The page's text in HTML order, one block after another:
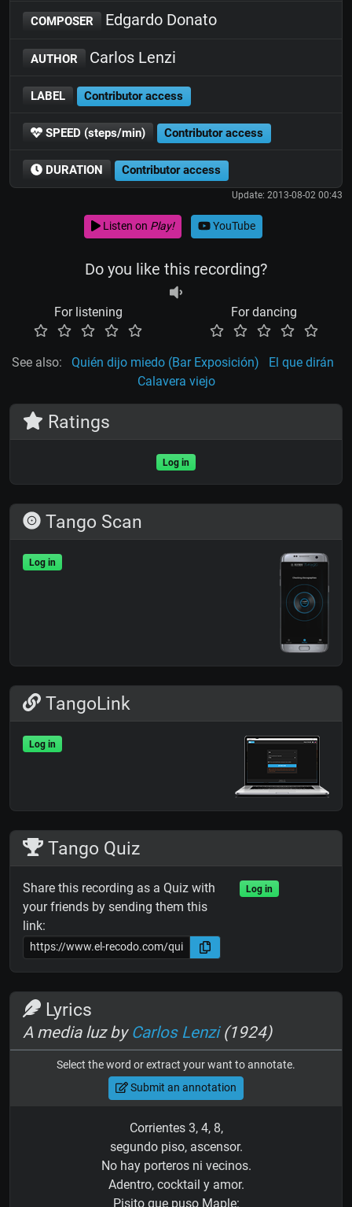
COMPOSER Edgardo Donato
AUTHOR Carlos Lenzi
LABEL Contributor access
SPEED (steps/min) Contributor access
DURATION Contributor access
Update: 2013-08-02 00:43
Listen on Play! YouTube
Do you like this recording?
For listening For dancing
See also: Quién dijo miedo (Bar Exposición)
El que dirán
Calavera viejo
Ratings
Log in
Tango Scan
Log in
TangoLink
Log in
Tango Quiz
Share this recording as a Quiz with
your friends by sending them this
link:
Log in
Lyrics
A media luz by Carlos Lenzi(1924)
Select the word or extract your want to annotate.
Submit an annotation
Corrientes 3, 4, 8,
segundo piso, ascensor.
No hay porteros ni vecinos.
Adentro, cocktail y amor.
Pisito que puso Maple: